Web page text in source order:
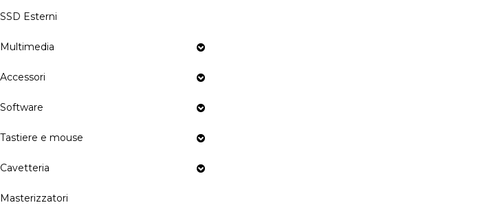
SSD Esterni
Multimedia
Accessori
Software
Tastiere e mouse
Cavetteria
Masterizzatori